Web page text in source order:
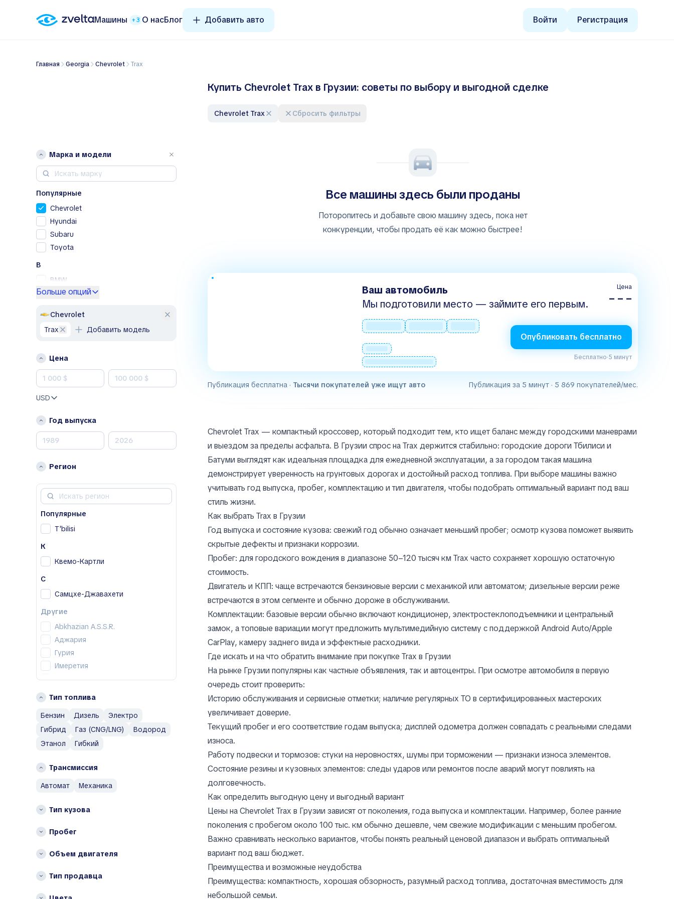
Машины +3 О насБлог Добавить авто Войти Регистрация
Главная Georgia Chevrolet Trax
Марка и модели
Популярные
Chevrolet
Hyundai
Subaru
Toyota
B
BMW
Buick
Fiat
J
Jeep
Jetta
K
Kia
L
Lexus
M
Mazda
Mercedes-Benz
Nissan
O
Opel
Volkswagen
Другие
Abarth
AC
ACE EV
Acura
Adler
Aixam
Al Damani
Alfa Romeo
Alpine
AM General
Apal
Ariel
Aston Martin
Больше опций
Chevrolet
Trax
Добавить модель
Цена
USD
Год выпуска
Регион
Популярные
T'bilisi
К
Квемо-Картли
С
Самцхе-Джавахети
Другие
Abkhazian A.S.S.R.
Аджария
Гурия
Имеретия
Кахетия
Сванетия
Самегрело — Земо-Сванети
Шида-Картли
Тип топлива
Бензин
Дизель
Электро
Гибрид
Газ (CNG/LNG)
Водород
Этанол
Гибкий
Трансмиссия
автомат
механика
Тип кузова
Пробег
Объем двигателя
Тип продавца
Купить Chevrolet Trax в Грузии: советы по выбору и выгодной сделке
Chevrolet Trax Сбросить фильтры
Все машины здесь были проданы
Поторопитесь и добавьте свою машину здесь, пока нет
конкуренции, чтобы продать её как можно быстрее!
Ваш автомобиль
Мы подготовили место — займите его первым.
Цена
– – –
Опубликовать бесплатно
Бесплатно·5 минут
Публикация бесплатна · Тысячи покупателей уже ищут авто Публикация за 5 минут · 5 869 покупателей/мес.
Chevrolet Trax — компактный кроссовер, который подходит тем, кто ищет баланс между городскими маневрами
и выездом за пределы асфальта. В Грузии спрос на Trax держится стабильно: городские дороги Тбилиси и
Батуми выглядят как идеальная площадка для ежедневной эксплуатации, а за городом такая машина
демонстрирует уверенность на грунтовых дорогах и достойный расход топлива. При выборе машины важно
учитывать год выпуска, пробег, комплектацию и тип двигателя, чтобы подобрать оптимальный вариант под ваш
стиль жизни.
Как выбрать Trax в Грузии
Год выпуска и состояние кузова: свежий год обычно означает меньший пробег; осмотр кузова поможет выявить
скрытые дефекты и признаки коррозии.
Пробег: для городского вождения в диапазоне 50–120 тысяч км Trax часто сохраняет хорошую остаточную
стоимость.
Двигатель и КПП: чаще встречаются бензиновые версии с механикой или автоматом; дизельные версии реже
встречаются в этом сегменте и обычно дороже в обслуживании.
Комплектации: базовые версии обычно включают кондиционер, электростеклоподъемники и центральный
замок, а топовые вариации могут предложить мультимедийную систему с поддержкой Android Auto/Apple
CarPlay, камеру заднего вида и эффектные расходники.
Где искать и на что обратить внимание при покупке Trax в Грузии
На рынке Грузии популярны как частные объявления, так и автоцентры. При осмотре автомобиля в первую
очередь стоит проверить:
Историю обслуживания и сервисные отметки; наличие регулярных ТО в сертифицированных мастерских
увеличивает доверие.
Текущий пробег и его соответствие годам выпуска; дисплей одометра должен совпадать с реальными следами
износа.
Работу подвески и тормозов: стуки на неровностях, шумы при торможении — признаки износа элементов.
Состояние резины и кузовных элементов: следы ударов или ремонтов после аварий могут повлиять на
долговечность.
Как определить выгодную цену и выгодный вариант
Цены на Chevrolet Trax в Грузии зависят от поколения, года выпуска и комплектации. Например, более ранние
поколения с пробегом около 100 тыс. км обычно дешевле, чем свежие модификации с меньшим пробегом.
Важно сравнивать несколько вариантов, чтобы понять реальный ценовой диапазон и выбрать оптимальный
вариант под ваш бюджет.
Преимущества и возможные неудобства
Преимущества: компактность, хорошая обзорность, разумный расход топлива, достаточная вместимость для
небольшой семьи.